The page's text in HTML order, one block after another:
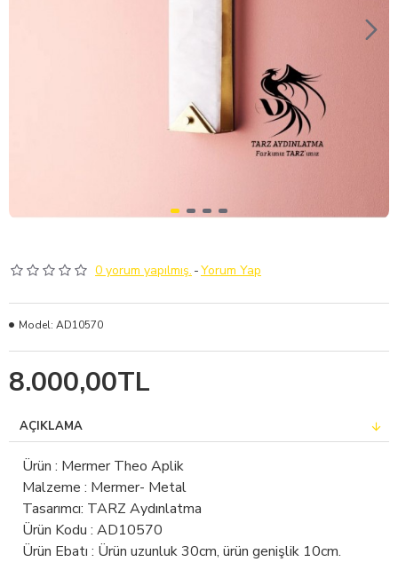
0 yorum yapılmış. -Yorum Yap
8.000,00TL
Model: AD10570
AÇIKLAMA
Ürün : Mermer Theo Aplik
Malzeme : Mermer- Metal
Tasarımcı: TARZ Aydınlatma
Ürün Kodu : AD10570
Ürün Ebatı : Ürün uzunluk 30cm, ürün genişlik 10cm.